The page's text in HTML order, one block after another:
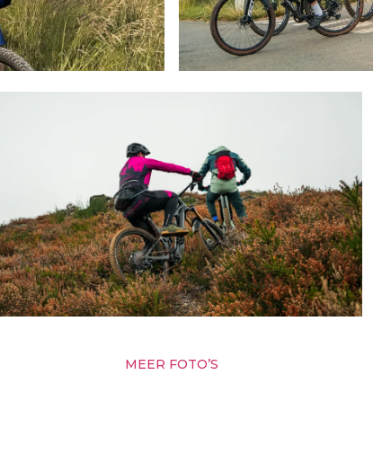
MEER FOTO’S